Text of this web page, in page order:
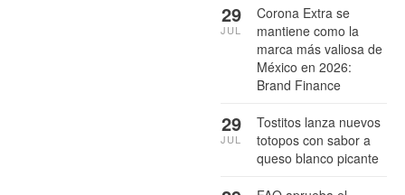
Corona Extra se
mantiene como la
marca más valiosa de
México en 2026:
Brand Finance
29
JUL
Tostitos lanza nuevos
totopos con sabor a
queso blanco picante
29
JUL